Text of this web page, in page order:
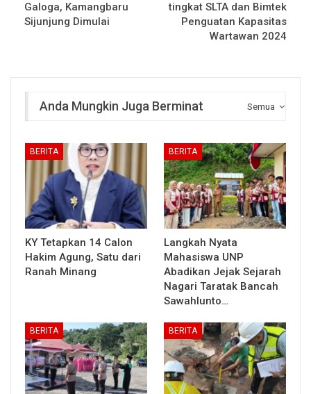
Galoga, Kamangbaru
Sijunjung Dimulai
tingkat SLTA dan Bimtek
Penguatan Kapasitas
Wartawan 2024
Semua
Anda Mungkin Juga Berminat
BERITA
KY Tetapkan 14 Calon
Hakim Agung, Satu dari
Ranah Minang
BERITA
Langkah Nyata
Mahasiswa UNP
Abadikan Jejak Sejarah
Nagari Taratak Bancah
Sawahlunto…
BERITA BERITA